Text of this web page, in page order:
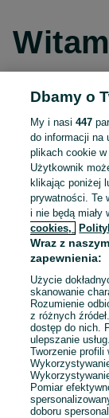
E-mail
Hasło
Dbamy o
My i nasi447
do informacji na
plikach cookie w
Użytkownik
klikając poniżej
prywatności. Te
i nie będą miały
cookies,
Wraz z
zapewnienia:
Użycie
skanowanie
Rozumienie
z różnych
dostęp do nich.
ulepszanie
Tworzenie profili
Pomiar
doboru